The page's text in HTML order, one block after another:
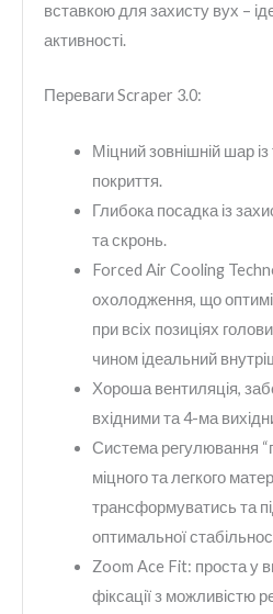
вставкою для захисту вух –
активності.
Переваги Scraper 3.0:
Міцний зовнішній шар
покриття.
Глибока посадка із
та скронь.
Forced Air Cooling
охолодження, що
при всіх позиціях
чином ідеальний
Хороша вентиляція,
вхідними та 4-ма
Система регулювання
міцного та легкого
трансформуватись та
оптимальної
Zoom Ace Fit: проста у
фіксації з можливістю